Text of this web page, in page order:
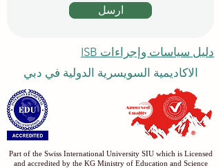
دليل سياسات وإجراءات ISB
الاكاديمية السويسرية الدولية في دبي